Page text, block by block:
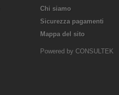
Chi siamo
Sicurezza pagamenti
Mappa del sito
Powered by CONSULTEK